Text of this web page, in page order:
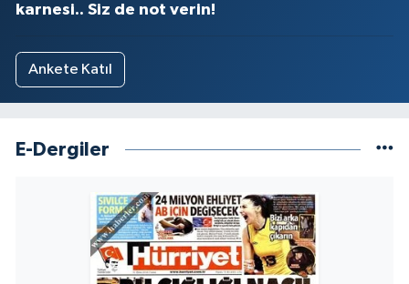
karnesi.. Siz de not verin!
Ankete Katıl
E-Dergiler